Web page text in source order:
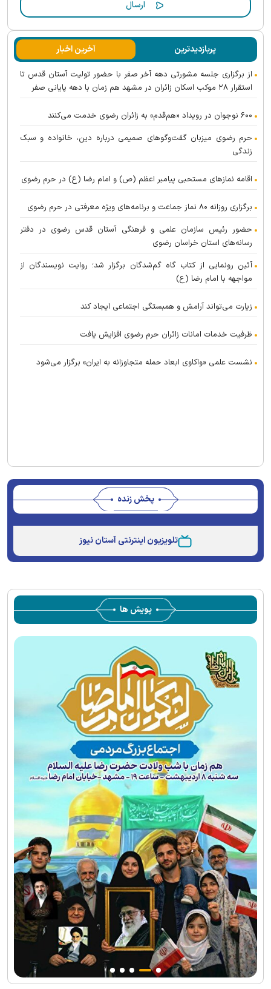
پربازدیدترین آخرین اخبار
از برگزاری جلسه مشورتی دهه آخر صفر با حضور تولیت آستان قدس تا
استقرار ۲۸ موکب اسکان زائران در مشهد هم زمان با دهه پایانی صفر
۶۰۰ نوجوان در رویداد «هم‌قدم» به زائران رضوی خدمت می‌کنند
حرم رضوی میزبان گفت‌و‌گو‌های صمیمی درباره دین، خانواده و سبک
زندگی
اقامه نماز‌های مستحبی پیامبر اعظم (ص) و امام رضا (ع) در حرم رضوی
برگزاری روزانه ۸۰ نماز جماعت و برنامه‌های ویژه معرفتی در حرم رضوی
حضور رئیس سازمان علمی و فرهنگی آستان قدس رضوی در دفتر
رسانه‌های استان خراسان رضوی
آئین رونمایی از کتاب گاه گم‌شدگان برگزار شد؛ روایت نویسندگان از
مواجهه با امام رضا (ع)
زیارت می‌تواند آرامش و همبستگی اجتماعی ایجاد کند
ظرفیت خدمات امانات زائران حرم رضوی افزایش یافت
نشست علمی «واکاوی ابعاد حمله متجاوزانه به ایران» برگزار می‌شود
پخش زنده
تلویزیون اینترنتی آستان نیوز
پویش ها